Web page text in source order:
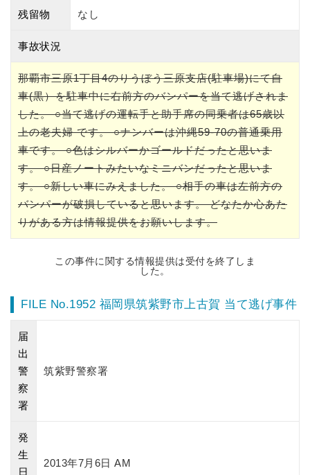
残留物 なし
事故状況
那覇市三原1丁目4のりうぼう三原支店(駐車場)にて自
車(黒）を駐車中に右前方のバンパーを当て逃げされま
した。 ○当て逃げの運転手と助手席の同乗者は65歳以
上の老夫婦 です。 ○ナンバーは沖縄59-70の普通乗用
車です。 ○色はシルバーかゴールドだったと思いま
す。 ○日産ノートみたいなミニバンだったと思いま
す。 ○新しい車にみえました。 ○相手の車は左前方の
バンパーが破損していると思います。 どなたか心あた
りがある方は情報提供をお願いします。
この事件に関する情報提供は受付を終了しま
した。
FILE No.1952 福岡県筑紫野市上古賀 当て逃げ事件
届
出
警
察
署
筑紫野警察署
発
生
日
2013年7月6日 AM